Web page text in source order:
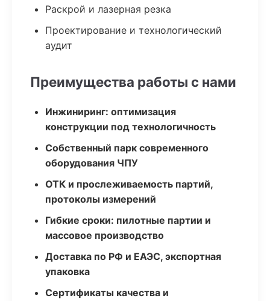
Раскрой и лазерная резка
Проектирование и технологический
аудит
Преимущества работы с нами
Инжиниринг: оптимизация
конструкции под технологичность
Собственный парк современного
оборудования ЧПУ
ОТК и прослеживаемость партий,
протоколы измерений
Гибкие сроки: пилотные партии и
массовое производство
Доставка по РФ и ЕАЭС, экспортная
упаковка
Сертификаты качества и